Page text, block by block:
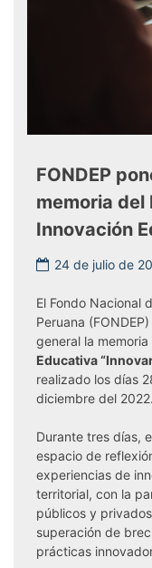
FONDEP
memoria del
Innovación
24 de julio de
El Fondo Nacional
Peruana
general la memoria
Educativa
realizado los días
diciembre del 2022.
Durante tres días,
espacio de
experiencias de
territorial, con la
públicos y
superación de
prácticas